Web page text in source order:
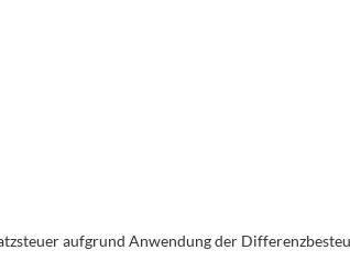
aufgrund Anwendung der